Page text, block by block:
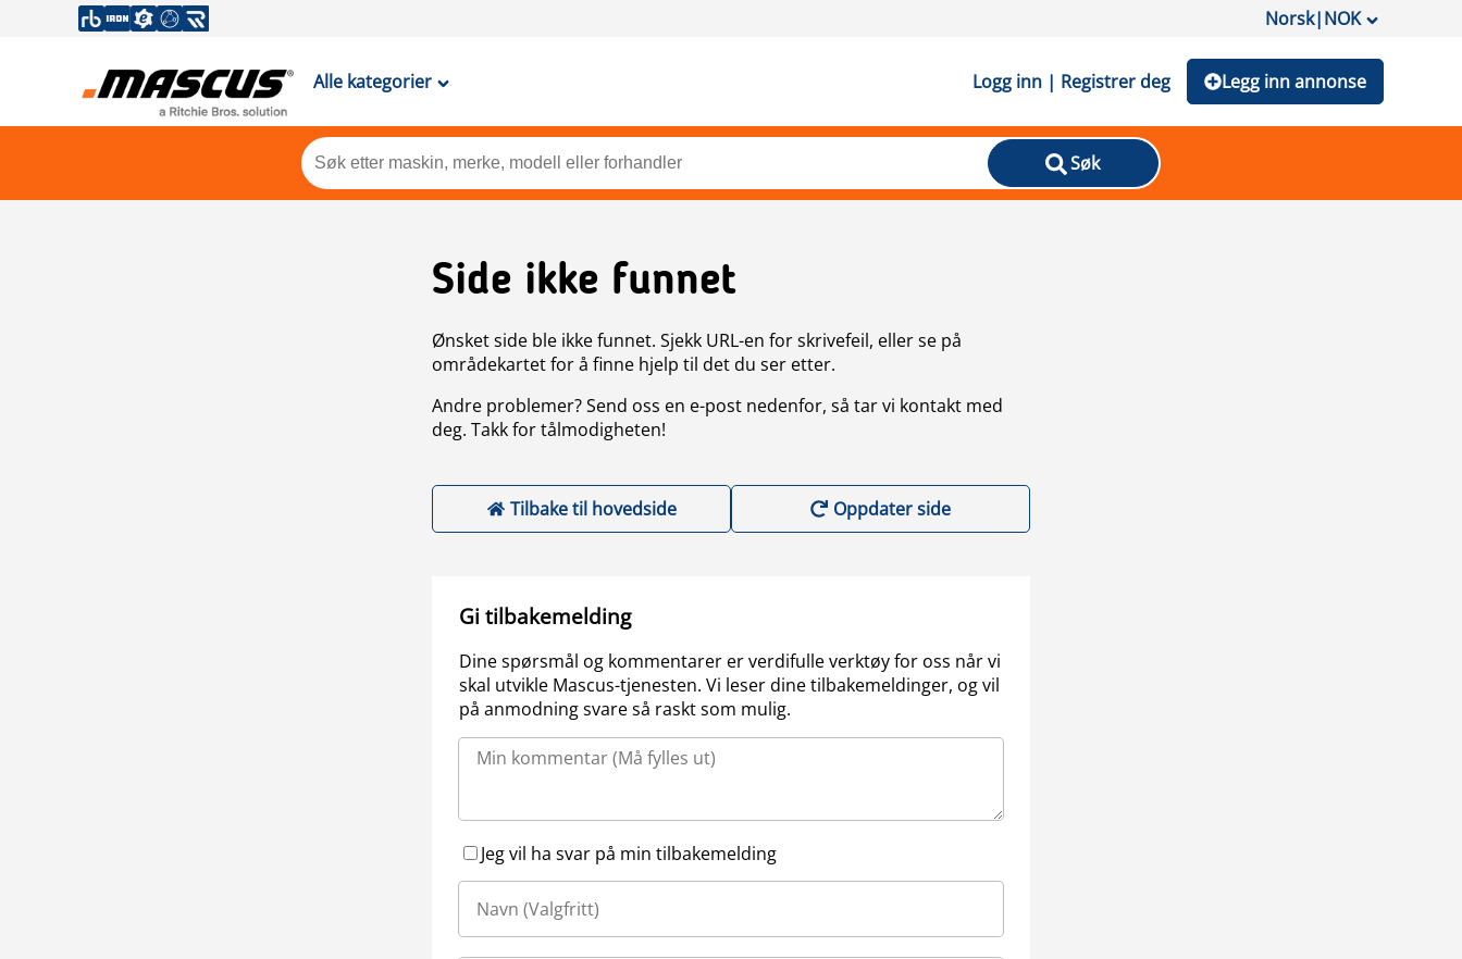
Norsk|NOK
Alle kategorier Logg inn | Registrer deg Legg inn annonse
Søk
Side ikke funnet
Ønsket side ble ikke funnet. Sjekk URL-en for skrivefeil, eller se på
områdekartet for å finne hjelp til det du ser etter.
Andre problemer? Send oss en e-post nedenfor, så tar vi kontakt med
deg. Takk for tålmodigheten!
Tilbake til hovedside Oppdater side
Gi tilbakemelding
Dine spørsmål og kommentarer er verdifulle verktøy for oss når vi
skal utvikle Mascus-tjenesten. Vi leser dine tilbakemeldinger, og vil
på anmodning svare så raskt som mulig.
Jeg vil ha svar på min tilbakemelding